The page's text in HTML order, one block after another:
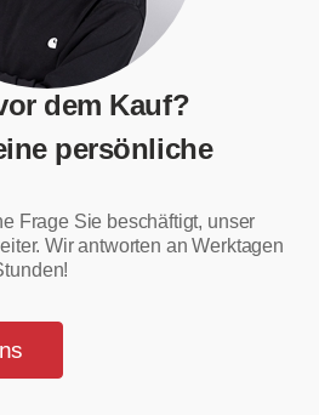
dem Kauf?
persönliche
Frage Sie beschäftigt, unser
Wir antworten an Werktagen